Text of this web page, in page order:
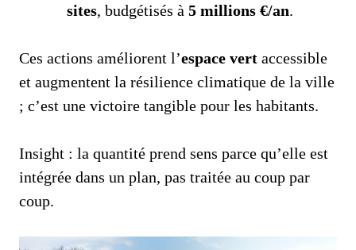
sites, budgétisés à 5 millions €/an.
Ces actions améliorent l’espace vert accessible
et augmentent la résilience climatique de la ville
; c’est une victoire tangible pour les habitants.
Insight : la quantité prend sens parce qu’elle est
intégrée dans un plan, pas traitée au coup par
coup.